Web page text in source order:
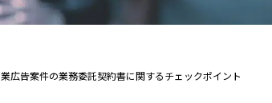
広告案件の業務委託契約書に関するチェックポイント